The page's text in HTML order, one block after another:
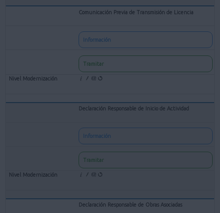
Comunicación Previa de Transmisión de Licencia
Información
Tramitar
Declaración Responsable de Inicio de Actividad
Información
Tramitar
Declaración Responsable de Obras Asociadas